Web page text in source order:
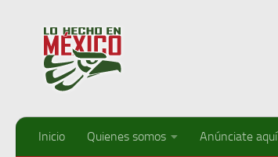
Inicio Quienes somos Anúnciate aquí